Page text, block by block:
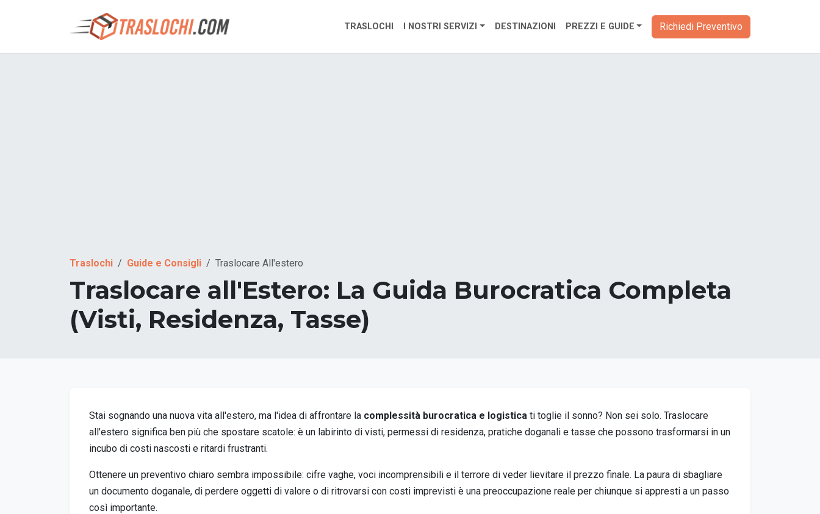
TRASLOCHI I NOSTRI SERVIZI DESTINAZIONI PREZZI E GUIDE Richiedi Preventivo
Traslochi Guide e Consigli Traslocare All'estero
Traslocare all'Estero: La Guida Burocratica Completa
(Visti, Residenza, Tasse)
Stai sognando una nuova vita all'estero, ma l'idea di affrontare la complessità burocratica e logistica ti toglie il sonno? Non sei solo. Traslocare
all'estero significa ben più che spostare scatole: è un labirinto di visti, permessi di residenza, pratiche doganali e tasse che possono trasformarsi in un
incubo di costi nascosti e ritardi frustranti.
Ottenere un preventivo chiaro sembra impossibile: cifre vaghe, voci incomprensibili e il terrore di veder lievitare il prezzo finale. La paura di sbagliare
un documento doganale, di perdere oggetti di valore o di ritrovarsi con costi imprevisti è una preoccupazione reale per chiunque si appresti a un passo
così importante.